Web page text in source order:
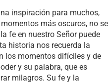
inspiración para muchos,
más oscuros, no se
fe en nuestro Señor puede
historia nos recuerda la
los momentos difíciles y de
y su palabra, que es
milagros. Su fe y la